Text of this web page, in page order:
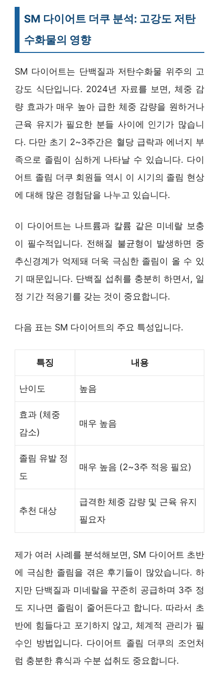
SM 다이어트 더쿠 분석: 고강도 저탄
수화물의 영향
SM 다이어트는 단백질과 저탄수화물 위주의 고
강도 식단입니다. 2024년 자료를 보면, 체중 감
량 효과가 매우 높아 급한 체중 감량을 원하거나
근육 유지가 필요한 분들 사이에 인기가 많습니
다. 다만 초기 2~3주간은 혈당 급락과 에너지 부
족으로 졸림이 심하게 나타날 수 있습니다. 다이
어트 졸림 더쿠 회원들 역시 이 시기의 졸림 현상
에 대해 많은 경험담을 나누고 있습니다.
이 다이어트는 나트륨과 칼륨 같은 미네랄 보충
이 필수적입니다. 전해질 불균형이 발생하면 중
추신경계가 억제돼 더욱 극심한 졸림이 올 수 있
기 때문입니다. 단백질 섭취를 충분히 하면서, 일
정 기간 적응기를 갖는 것이 중요합니다.
다음 표는 SM 다이어트의 주요 특성입니다.
특징 내용
난이도 높음
효과 (체중
감소)
매우 높음
졸림 유발 정
도
매우 높음 (2~3주 적응 필요)
추천 대상
급격한 체중 감량 및 근육 유지
필요자
제가 여러 사례를 분석해보면, SM 다이어트 초반
에 극심한 졸림을 겪은 후기들이 많았습니다. 하
지만 단백질과 미네랄을 꾸준히 공급하며 3주 정
도 지나면 졸림이 줄어든다고 합니다. 따라서 초
반에 힘들다고 포기하지 않고, 체계적 관리가 필
수인 방법입니다. 다이어트 졸림 더쿠의 조언처
럼 충분한 휴식과 수분 섭취도 중요합니다.